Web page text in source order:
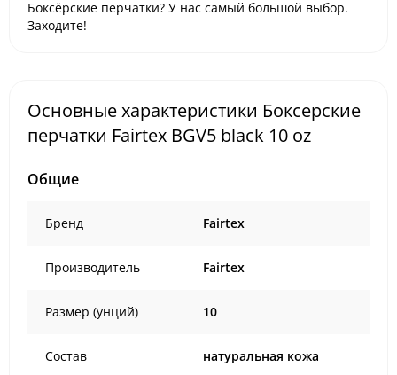
Боксёрские перчатки? У нас самый большой выбор.
Заходите!
Основные характеристики Боксерские
перчатки Fairtex BGV5 black 10 oz
Общие
Бренд Fairtex
Производитель Fairtex
Размер (унций) 10
Состав натуральная кожа